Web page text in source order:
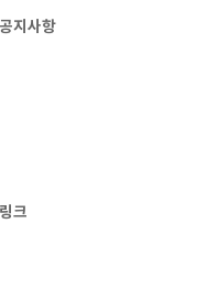
공지사항
링크